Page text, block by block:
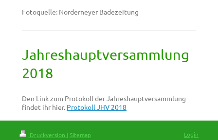
Fotoquelle: Norderneyer Badezeitung
Jahreshauptversammlung
2018
Den Link zum Protokoll der Jahreshauptversammlung
findet ihr hier. Protokoll JHV 2018
Druckversion | Sitemap
Login